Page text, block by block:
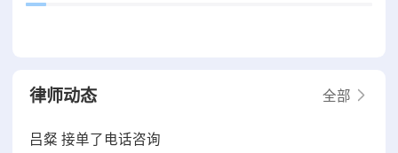
律师动态 全部
吕粲 接单了电话咨询